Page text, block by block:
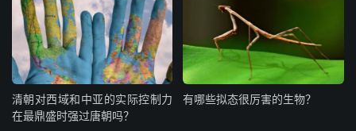
清朝对西域和中亚的实际控制力
在最鼎盛时强过唐朝吗？
有哪些拟态很厉害的生物？